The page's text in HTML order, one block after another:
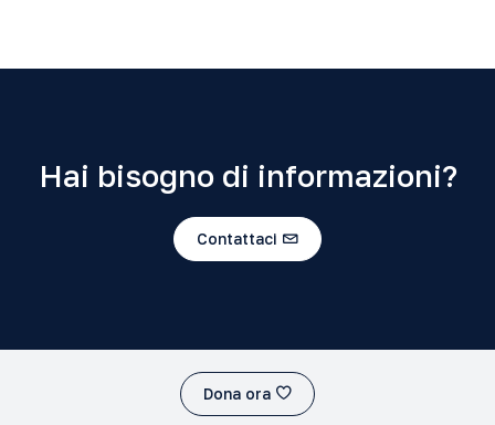
Hai bisogno di informazioni?
Contattaci
Dona ora